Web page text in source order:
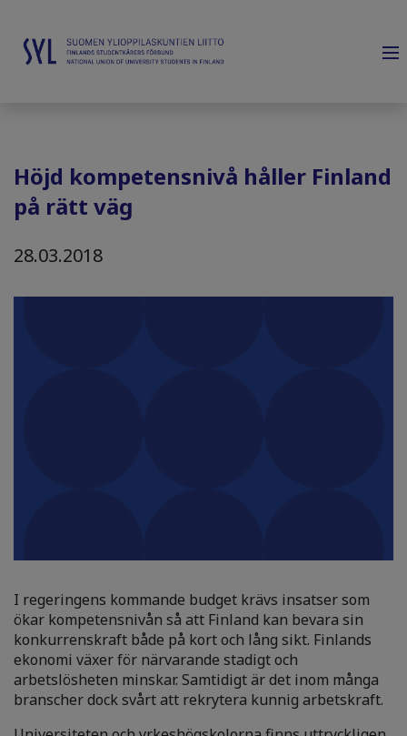
Höjd kompetensnivå håller Finland
på rätt väg
28.03.2018
I regeringens kommande budget krävs insatser som
ökar kompetensnivån så att Finland kan bevara sin
konkurrenskraft både på kort och lång sikt. Finlands
ekonomi växer för närvarande stadigt och
arbetslösheten minskar. Samtidigt är det inom många
branscher dock svårt att rekrytera kunnig arbetskraft.